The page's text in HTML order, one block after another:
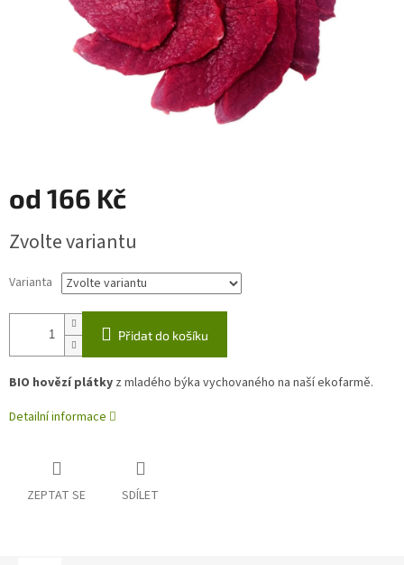
od 166 Kč
cena:
Zvolte variantu
Varianta
Přidat do košíku
BIO hovězí plátky z mladého býka vychovaného na naší ekofarmě.
Detailní informace
ZEPTAT SE SDÍLET